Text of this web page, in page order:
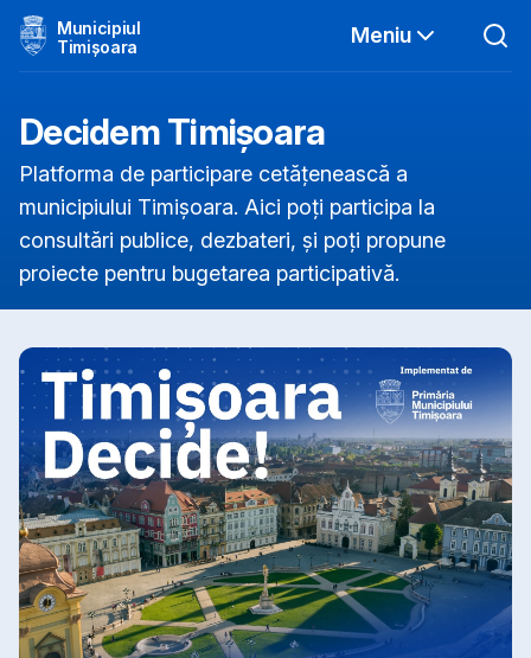
Municipiul
Timișoara
Meniu
Decidem Timișoara
Platforma de participare cetățenească a
municipiului Timișoara. Aici poți participa la
consultări publice, dezbateri, și poți propune
proiecte pentru bugetarea participativă.